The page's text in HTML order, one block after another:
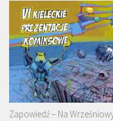
Zapowiedź – Na